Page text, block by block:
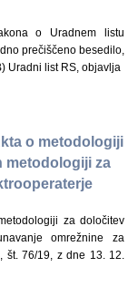
o Uradnem listu
prečiščeno besedilo,
Uradni list RS, objavlja
o metodologiji
metodologiji za
za določitev
omrežnine za
št. 76/19, z dne 13. 12.